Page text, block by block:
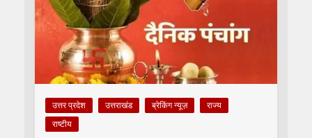
उत्तर प्रदेश उत्तराखंड ब्रेकिंग न्यूज़
राज्य
राष्टीय